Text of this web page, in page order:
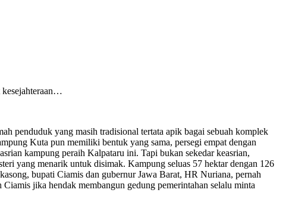
kesejahteraan…
penduduk yang masih tradisional tertata apik bagai sebuah komplek
Kuta pun memiliki bentuk yang sama, persegi empat dengan
kampung peraih Kalpataru ini. Tapi bukan sekedar keasrian,
yang menarik untuk disimak. Kampung seluas 57 hektar dengan 126
bupati Ciamis dan gubernur Jawa Barat, HR Nuriana, pernah
jika hendak membangun gedung pemerintahan selalu minta